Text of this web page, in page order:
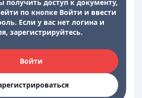
получить доступ к документу,
по кнопке Войти и ввести
Если у вас нет логина и
зарегистрируйтесь.
Войти